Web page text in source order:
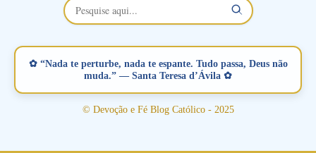
esta abençoada semana no Momento de Fé do Padre Marcelo,
vamos juntos formar esta forte corrente de orações. Você que
verdadeiro, ou que está com problemas no relacionamento
amoroso, creia na poderosa intercessão deste santo amigo:
Santo Antonio! Tenha fé, não desista, pois ele intercede por nós
junto a Jesus! Fique no Amor Ágape de Jesus e no Amor Materno
✿ “Nada te perturbe, nada te espante. Tudo passa, Deus não
muda.” — Santa Teresa d’Ávila ✿
© Devoção e Fé Blog Católico - 2025